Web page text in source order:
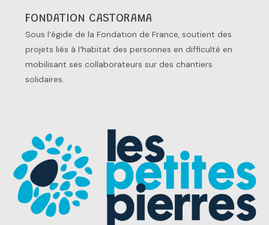
FONDATION CASTORAMA
Sous l’égide de la Fondation de France, soutient des
projets liés à l’habitat des personnes en difficulté en
mobilisant ses collaborateurs sur des chantiers
solidaires.